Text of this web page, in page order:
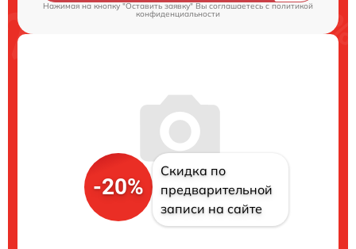
Нажимая на кнопку "Оставить заявку" Вы соглашаетесь cполитикой
конфиденциальности
-20%
Скидка по
предварительной
записи на сайте